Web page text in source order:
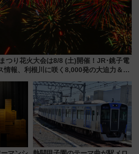
つり花火大会は8/8 (土)開催！JR･銚子電
情報、利根川に咲く8,000発の大迫力＆屋